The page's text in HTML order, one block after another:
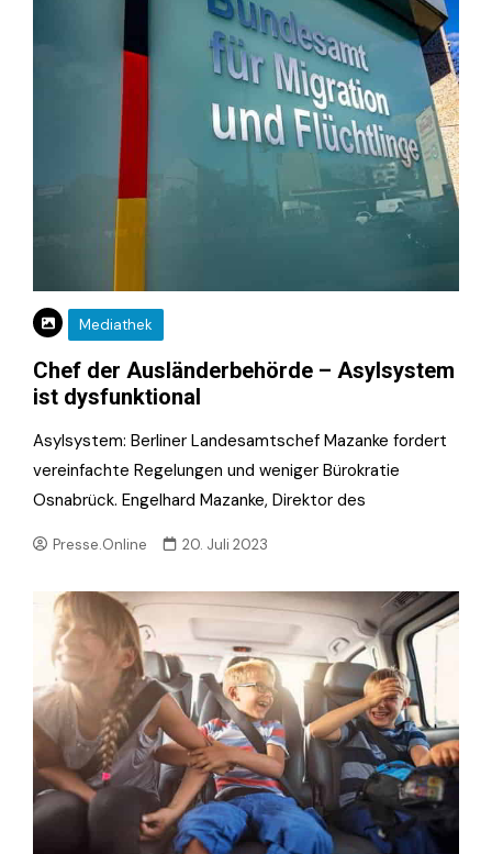
Mediathek
Chef der Ausländerbehörde – Asylsystem
ist dysfunktional
Asylsystem: Berliner Landesamtschef Mazanke fordert
vereinfachte Regelungen und weniger Bürokratie
Osnabrück. Engelhard Mazanke, Direktor des
Presse.Online 20. Juli 2023